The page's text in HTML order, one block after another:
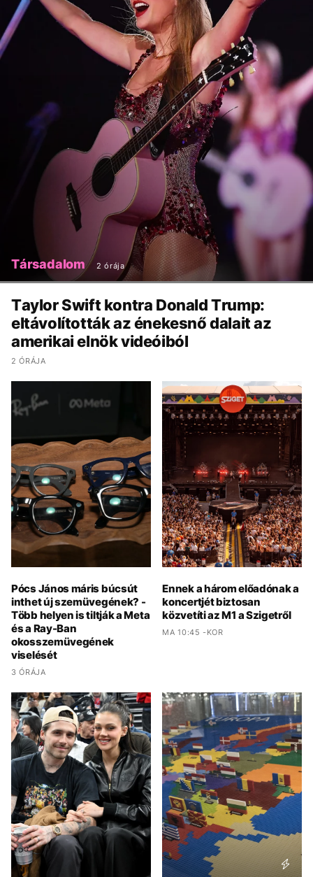
Társadalom 2 órája
Taylor Swift kontra Donald Trump:
eltávolították az énekesnő dalait az
amerikai elnök videóiból
2 ÓRÁJA
Pócs János máris búcsút
inthet új szemüvegének? -
Több helyen is tiltják a Meta
és a Ray-Ban
okosszemüvegének
viselését
3 ÓRÁJA
Ennek a három előadónak a
koncertjét biztosan
közvetíti az M1 a Szigetről
MA 10:45 -KOR